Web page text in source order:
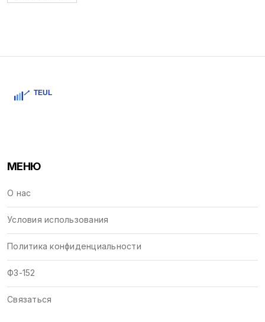
МЕНЮ
О нас
Условия использования
Политика конфиденциальности
ФЗ-152
Связаться